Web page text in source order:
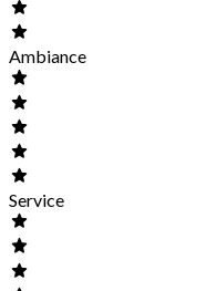
Ambiance
Service